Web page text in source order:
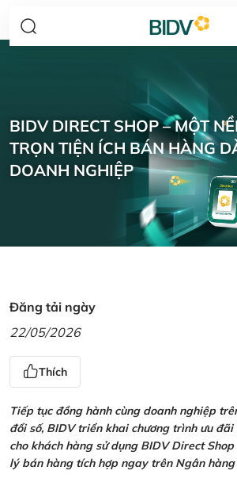
BIDV DIRECT SHOP – MỘT
TRỌN TIỆN ÍCH BÁN HÀNG
DOANH NGHIỆP
Đăng tải ngày
22/05/2026
Thích
Tiếp tục đồng hành cùng doanh nghiệp
đổi số, BIDV triển khai chương trình ưu
cho khách hàng sử dụng BIDV Direct
lý bán hàng tích hợp ngay trên Ngân